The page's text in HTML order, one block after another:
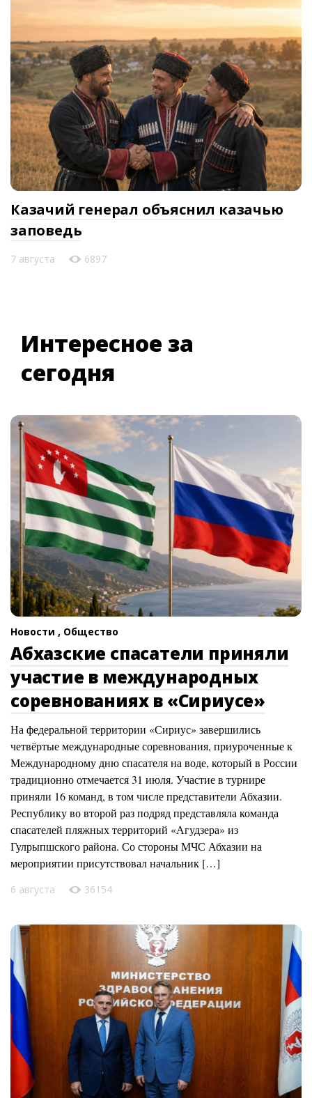
Казачий генерал объяснил казачью
заповедь
7 августа 6897
Интересное за
сегодня
Новости , Общество
Абхазские спасатели приняли
участие в международных
соревнованиях в «Сириусе»
На федеральной территории «Сириус» завершились
четвёртые международные соревнования, приуроченные к
Международному дню спасателя на воде, который в России
традиционно отмечается 31 июля. Участие в турнире
приняли 16 команд, в том числе представители Абхазии.
Республику во второй раз подряд представляла команда
спасателей пляжных территорий «Агудзера» из
Гулрыпшского района. Со стороны МЧС Абхазии на
мероприятии присутствовал начальник […]
6 августа 36154